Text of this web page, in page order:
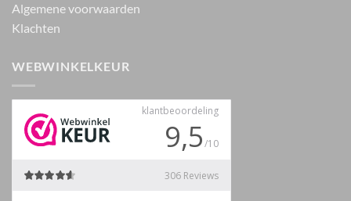
Algemene voorwaarden
Klachten
WEBWINKELKEUR